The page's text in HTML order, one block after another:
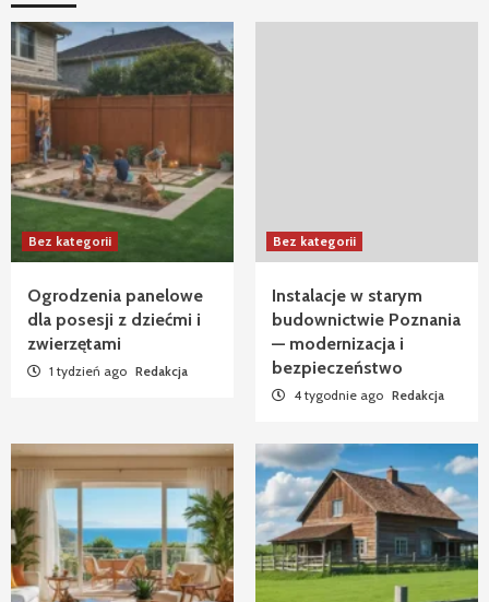
Bez kategorii
Ogrodzenia panelowe
dla posesji z dziećmi i
zwierzętami
1 tydzień ago Redakcja
Bez kategorii
Instalacje w starym
budownictwie Poznania
— modernizacja i
bezpieczeństwo
4 tygodnie ago Redakcja